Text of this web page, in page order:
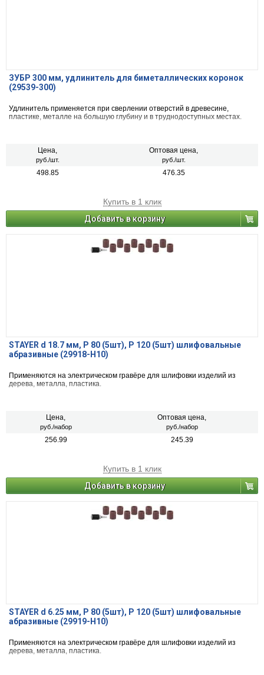
ЗУБР 300 мм, удлинитель для биметаллических коронок
(29539-300)
Удлинитель применяется при сверлении отверстий в древесине,
пластике, металле на большую глубину и в труднодоступных местах.
Цена,
руб./шт.
Оптовая цена,
руб./шт.
498.85 476.35
Купить в 1 клик
Добавить в корзину
STAYER d 18.7 мм, Р 80 (5шт), Р 120 (5шт) шлифовальные
абразивные (29918-H10)
Применяются на электрическом гравёре для шлифовки изделий из
дерева, металла, пластика.
Цена,
руб./набор
Оптовая цена,
руб./набор
256.99 245.39
Купить в 1 клик
Добавить в корзину
STAYER d 6.25 мм, Р 80 (5шт), Р 120 (5шт) шлифовальные
абразивные (29919-H10)
Применяются на электрическом гравёре для шлифовки изделий из
дерева, металла, пластика.